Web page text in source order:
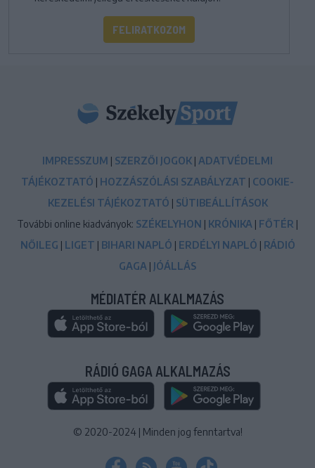
FELIRATKOZOM
IMPRESSZUM | SZERZŐI JOGOK | ADATVÉDELMI
TÁJÉKOZTATÓ | HOZZÁSZÓLÁSI SZABÁLYZAT | COOKIE-
KEZELÉSI TÁJÉKOZTATÓ | SÜTIBEÁLLÍTÁSOK
További online kiadványok: SZÉKELYHON | KRÓNIKA | FŐTÉR |
NŐILEG | LIGET | BIHARI NAPLÓ | ERDÉLYI NAPLÓ | RÁDIÓ
GAGA | JÓÁLLÁS
MÉDIATÉR ALKALMAZÁS
RÁDIÓ GAGA ALKALMAZÁS
© 2020-2024 | Minden jog fenntartva!